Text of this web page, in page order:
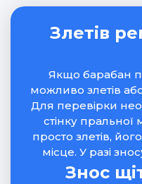
Злетів
Якщо барабан
можливо злетів
Для перевірки
стінку
просто злетів,
місце. У разі
Знос